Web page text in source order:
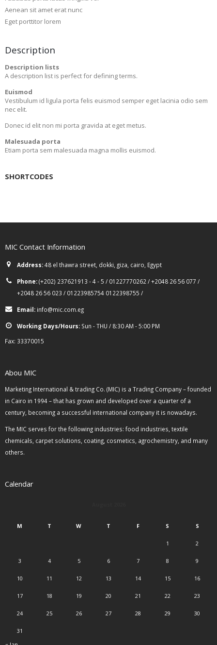
Aenean sit amet erat nunc
Eget porttitor lorem
Description
Description lists
A description list is perfect for defining terms.
Euismod
Vestibulum id ligula porta felis euismod semper eget lacinia odio sem
nec elit.
Donec id elit non mi porta gravida at eget metus.
Malesuada porta
Etiam porta sem malesuada magna mollis euismod.
SHORTCODES
MIC Contact Information
Address:48 el thawra street, dokki, giza, cairo, Egypt
Phone:(+202) 237621913 - 4 - 5 / 01227770262 / +2048 26 56 077 /
+2048 26 56 023 / 01223985754 0122398755 /
Email: info@mic.com.eg
Working Days/Hours: Sun - THU / 8:30 AM - 5:00 PM
Fax: 33370015
Abou MIC
Marketing International & trading Co. (MIC) is a Trading Company – founded
in Cairo in 1994 – that has grown and developed over a quarter of a
century, becoming a successful international company it is nowadays.
The MIC serves for the following industries: food industries, textile
chemicals, carpet solutions, coating, cosmetics, agrochemistry, and many
others.
Calendar
M T W T F S S
1 2
3 4 5 6 7 8 9
10 11 12 13 14 15 16
17 18 19 20 21 22 23
24 25 26 27 28 29 30
31